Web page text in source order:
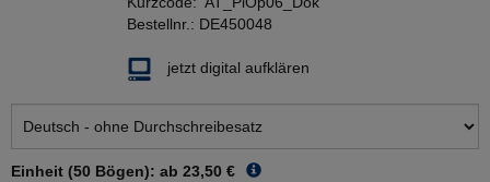
Bestellnr.: DE450048
jetzt digital aufklären
Einheit (50 Bögen): ab 23,50 €